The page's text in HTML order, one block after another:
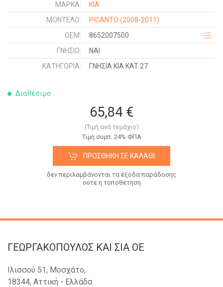
ΜΑΡΚΑ:
KIA
ΜΟΝΤΕΛΟ:
PICANTO (2008-2011)
OEM:
8652007500
ΓΝΉΣΙΟ:
ΝΑΙ
ΚΑΤΗΓΟΡΊΑ:
ΓΝΗΣΙΑ KIA KAT 27
Διαθέσιμο
65,84 €
(Τιμή ανά τεμάχιο)
Tιμή συμπ. 24% ΦΠΑ
ΠΡΟΣΘΉΚΗ ΣΕ ΚΑΛΆΘΙ
δεν περιλαμβάνονται τα έξοδα παράδοσης
ούτε η τοποθέτηση
ΓΕΩΡΓΑΚΟΠΟΥΛΟΣ KAI ΣΙΑ OE
Ιλισσού 51, Μοσχάτο,
18344, Αττική - Ελλάδα